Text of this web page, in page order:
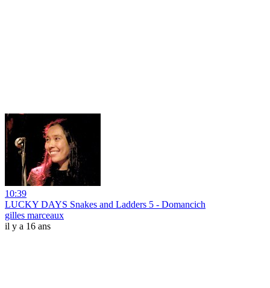
10:39
LUCKY DAYS Snakes and Ladders 5 - Domancich
gilles marceaux
il y a 16 ans